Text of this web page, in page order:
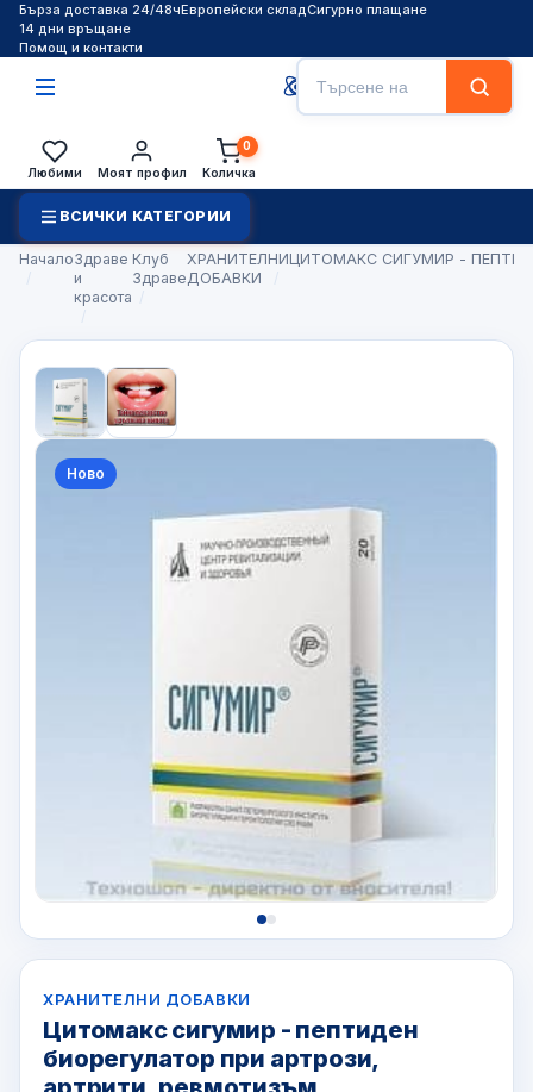
Бърза доставка 24/48чЕвропейски складСигурно плащане
14 дни връщане
Помощ и контакти
Търси
Любими Моят профил Количка
0
ВСИЧКИ КАТЕГОРИИ
НачалоЗдраве
и
красота
Клуб
Здраве
ХРАНИТЕЛНИ
ДОБАВКИ
ЦИТОМАКС СИГУМИР -
Ново
ХРАНИТЕЛНИ ДОБАВКИ
Цитомакс сигумир - пептиден
биорегулатор при артрози,